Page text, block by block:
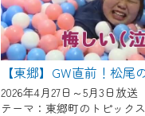
2026年4月27日～5月3日放送
テーマ：東郷町のトピックス